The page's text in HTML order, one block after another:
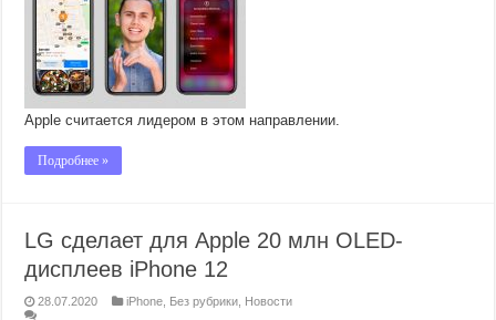
Apple считается лидером в этом направлении.
Подробнее »
LG сделает для Apple 20 млн OLED-
дисплеев iPhone 12
28.07.2020 iPhone Без рубрики Новости